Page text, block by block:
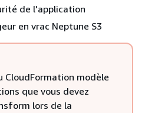
de l'application
en vrac Neptune S3
CloudFormation modèle
que vous devez
lors de la